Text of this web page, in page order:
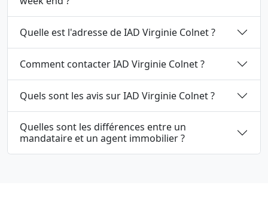
Quelle est l'adresse de IAD Virginie Colnet ?
Comment contacter IAD Virginie Colnet ?
Quels sont les avis sur IAD Virginie Colnet ?
Quelles sont les différences entre un
mandataire et un agent immobilier ?